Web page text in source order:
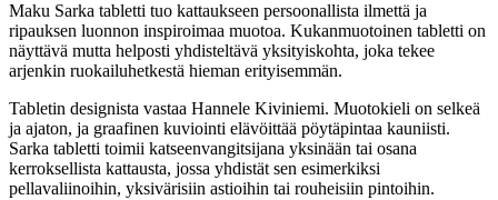
Maku Sarka tabletti tuo kattaukseen persoonallista ilmettä ja
ripauksen luonnon inspiroimaa muotoa. Kukanmuotoinen tabletti on
näyttävä mutta helposti yhdisteltävä yksityiskohta, joka tekee
arjenkin ruokailuhetkestä hieman erityisemmän.
Tabletin designista vastaa Hannele Kiviniemi. Muotokieli on selkeä
ja ajaton, ja graafinen kuviointi elävöittää pöytäpintaa kauniisti.
Sarka tabletti toimii katseenvangitsijana yksinään tai osana
kerroksellista kattausta, jossa yhdistät sen esimerkiksi
pellavaliinoihin, yksivärisiin astioihin tai rouheisiin pintoihin.